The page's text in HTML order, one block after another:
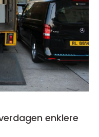
enklere